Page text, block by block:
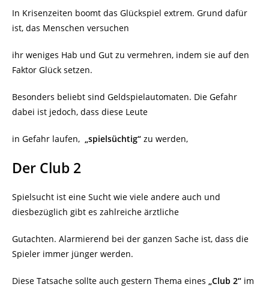
In Krisenzeiten boomt das Glückspiel extrem. Grund dafür
ist, das Menschen versuchen
ihr weniges Hab und Gut zu vermehren, indem sie auf den
Faktor Glück setzen.
Besonders beliebt sind Geldspielautomaten. Die Gefahr
dabei ist jedoch, dass diese Leute
in Gefahr laufen, „spielsüchtig“ zu werden,
Der Club 2
Spielsucht ist eine Sucht wie viele andere auch und
diesbezüglich gibt es zahlreiche ärztliche
Gutachten. Alarmierend bei der ganzen Sache ist, dass die
Spieler immer jünger werden.
Diese Tatsache sollte auch gestern Thema eines „Club 2“ im